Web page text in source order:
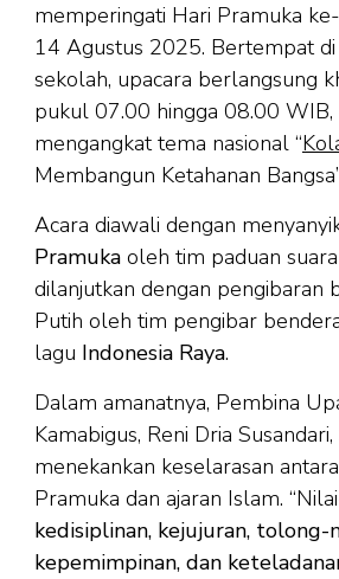
memperingati Hari Pramuka
14 Agustus 2025. Bertempat
sekolah, upacara berlangsung
pukul 07.00 hingga 08.00 WIB,
mengangkat tema nasional “
Membangun Ketahanan
Acara diawali dengan
Pramuka oleh tim paduan
dilanjutkan dengan pengibaran
Putih oleh tim pengibar
lagu Indonesia Raya.
Dalam amanatnya, Pembina
Kamabigus, Reni Dria Susandari,
menekankan keselarasan
Pramuka dan ajaran Islam.
kedisiplinan, kejujuran, tolong-
kepemimpinan, dan